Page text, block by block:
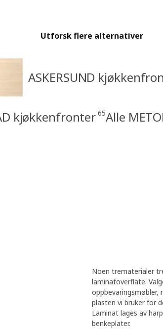
Utforsk flere alternativer
ASKERSUND
kjøkkenfronter 65Alle
Noen trematerialer
laminatoverflate.
oppbevaringsmøbler,
plasten vi bruker for
Laminat lages av
benkeplater.